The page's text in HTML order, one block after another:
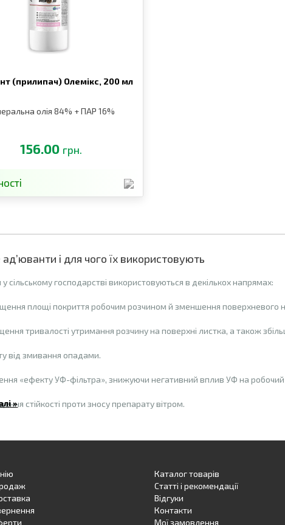
(прилипач) Олемікс, 200 мл
олія 84% + ПАР 16%
156.00 грн.
і для чого їх використовують
сільському господарстві використовуються в декількох напрямах:
площі покриття робочим розчином й зменшення поверхневого
тривалості утримання розчину на поверхні листка, а також
від змивання опадами.
«ефекту УФ-фільтра», знижуючи негативний вплив УФ на робочий
стійкості проти зносу препарату вітром.
негативного впливу стресових чинників в органічному
робочих інструментів, обприскувачів, форсунок тощо.
»
Каталог товарів
Статті і рекомендації
Вiдгуки
Контакти
Мої замовлення